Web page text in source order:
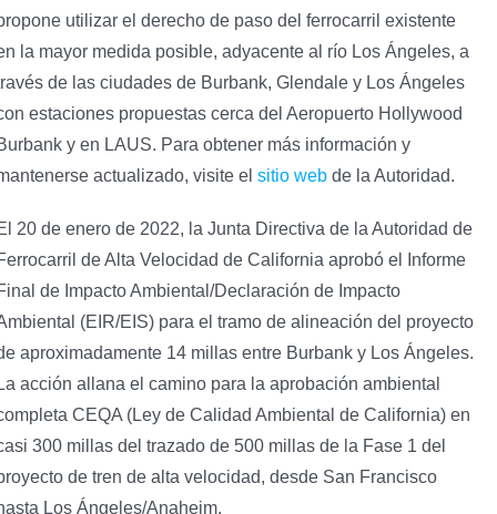
utilizar el derecho de paso del ferrocarril existente
la mayor medida posible, adyacente al río Los Ángeles, a
de las ciudades de Burbank, Glendale y Los Ángeles
estaciones propuestas cerca del Aeropuerto Hollywood
y en LAUS. Para obtener más información y
actualizado, visite el sitio web de la Autoridad.
20 de enero de 2022, la Junta Directiva de la Autoridad de
de Alta Velocidad de California aprobó el Informe
de Impacto Ambiental/Declaración de Impacto
(EIR/EIS) para el tramo de alineación del proyecto
aproximadamente 14 millas entre Burbank y Los Ángeles.
acción allana el camino para la aprobación ambiental
CEQA (Ley de Calidad Ambiental de California) en
300 millas del trazado de 500 millas de la Fase 1 del
de tren de alta velocidad, desde San Francisco
Los Ángeles/Anaheim.